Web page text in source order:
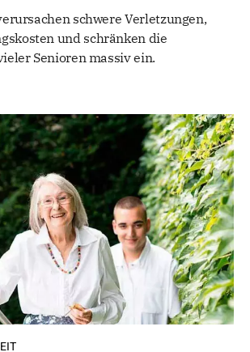
schwere Verletzungen,
und schränken die
Senioren massiv ein.